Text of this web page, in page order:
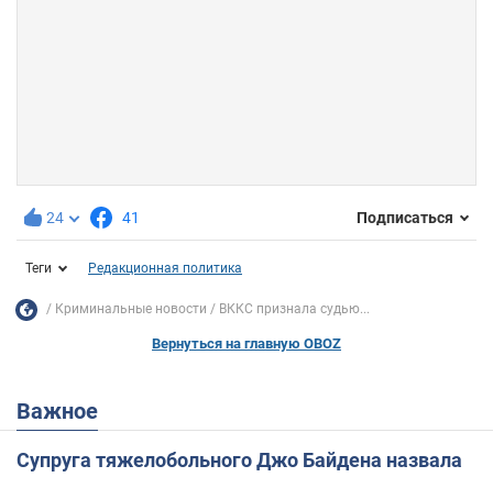
24 41 Подписаться
Теги Редакционная политика
Криминальные новости ВККС признала судью...
Вернуться на главную OBOZ
Важное
Супруга тяжелобольного Джо Байдена назвала